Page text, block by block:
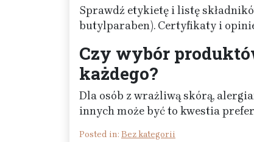
Sprawdź etykietę i listę
butylparaben). Certyfikaty i
Czy wybór
każdego?
Dla osób z wrażliwą skórą,
innych może być to kwestia
Posted in: Bez kategorii